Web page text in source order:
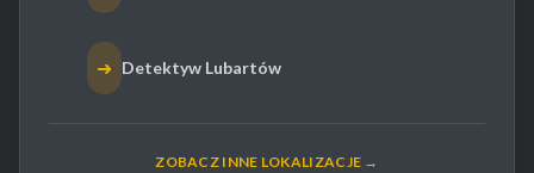
➜ Detektyw Lubartów
ZOBACZ INNE LOKALIZACJE →